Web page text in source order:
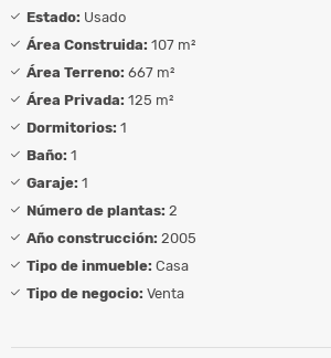
Estado: Usado
Área Construida: 107 m²
Área Terreno: 667 m²
Área Privada: 125 m²
Dormitorios: 1
Baño: 1
Garaje: 1
Número de plantas: 2
Año construcción: 2005
Tipo de inmueble: Casa
Tipo de negocio: Venta